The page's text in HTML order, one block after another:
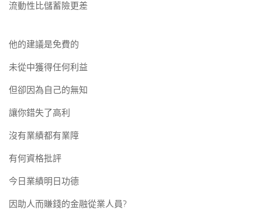
流動性比儲蓄險更差
他的建議是免費的
未從中獲得任何利益
但卻因為自己的無知
讓你錯失了高利
沒有業績都有業障
有何資格批評
今日業績明日功德
因助人而賺錢的金融從業人員?